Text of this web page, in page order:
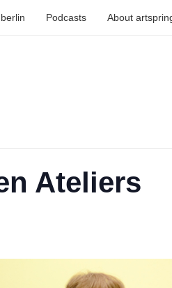
Podcasts About
Ateliers